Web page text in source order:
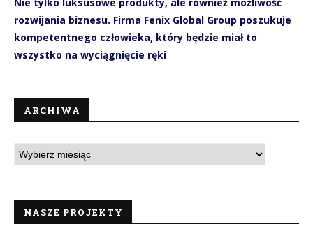
rozwijania biznesu. Firma Fenix Global Group poszukuje
kompetentnego człowieka, który będzie miał to
wszystko na wyciągnięcie ręki
ARCHIWA
NASZE PROJEKTY